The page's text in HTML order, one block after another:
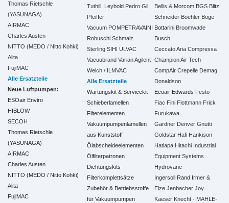
Thomas Rietschle
(YASUNAGA)
AIRMAC
Charles Austen
NITTO (MEDO / Nitto Kohki)
Alita
FujiMAC
Alle Ersatzteile
Neue Luftpumpen:
ESOair Enviro
HIBLOW
SECOH
Thomas Rietschle
(YASUNAGA)
AIRMAC
Charles Austen
NITTO (MEDO / Nitto Kohki)
Alita
FujiMAC
Tuthill
Leybold Pedro Gil
Pfeiffer
Vacuum POMPETRAVAINI
Robuschi Schmalz
Sterling SIHI
ULVAC
Vacuubrand Varian Agilent
Welch / ILMVAC
Alle Ersatzteile
Wartungskit & Servicekit
Schieberlamellen
Filterelementen
Vakuumpumpenlamellen
aus Kunststoff
Ölabscheideelementen
Ölfilterpatronen
Dichtungskits
Filterkomplettsätze
Zubehör & Betriebsstoffe
für Vakuumpumpen
Bellis & Morcom BGS Blitz
Schneider Boehler Boge
Bottarini Broomwade
Busch
Ceccato Aria Compressa
Champion Air Tech
CompAir Crepelle Demag
Donaldson
Ecoair Edwards Festo
Fiac Fini Flottmann Frick
Furukawa
Gardner Denver Gnutti
Goldstar Hafi Hankison
Hatlapa Hitachi Industrial
Equipment Systems
Hydrovane
Ingersoll Rand Irmer &
Elze Jenbacher Joy
Kaeser Knecht - MAHLE-